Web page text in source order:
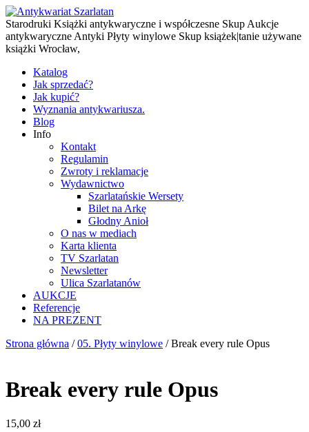
Starodruki Książki antykwaryczne i współczesne Skup Aukcje
antykwaryczne Antyki Płyty winylowe Skup książek|tanie używane
książki Wrocław,
Katalog
Jak sprzedać?
Jak kupić?
Wyznania antykwariusza.
Blog
Info
Kontakt
Regulamin
Zwroty i reklamacje
Wydawnictwo
Szarlatańskie Wersety
Bilet na Arkę
Głodny Anioł
O nas w mediach
Karta klienta
TV Szarlatan
Newsletter
Ulica Szarlatanów
AUKCJE
Referencje
NA PREZENT
Strona główna /05. Płyty winylowe / Break every rule Opus
Break every rule Opus
15,00 zł